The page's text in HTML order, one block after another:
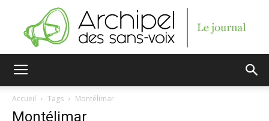
Accueil Tags Montélimar
Montélimar